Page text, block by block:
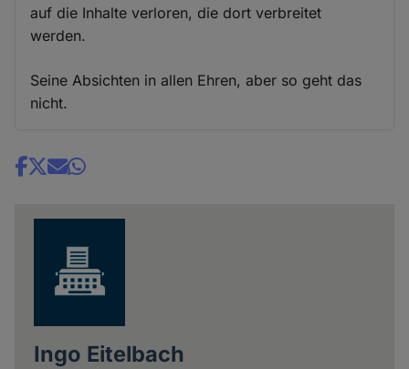
auf die Inhalte verloren, die dort verbreitet
werden.
Seine Absichten in allen Ehren, aber so geht das
nicht.
Share
Ingo Eitelbach